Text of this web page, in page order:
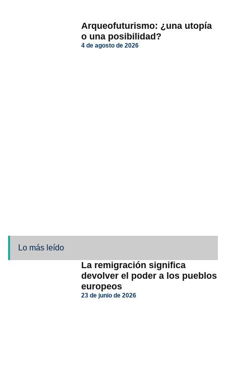
Arqueofuturismo: ¿una utopía
o una posibilidad?
4 de agosto de 2026
Lo más leído
La remigración significa
devolver el poder a los pueblos
europeos
23 de junio de 2026